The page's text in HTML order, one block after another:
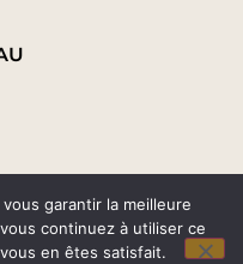
Elles en Beaujolais |
| Mentions légales |
garantir la meilleure
continuez à utiliser ce
en êtes satisfait.